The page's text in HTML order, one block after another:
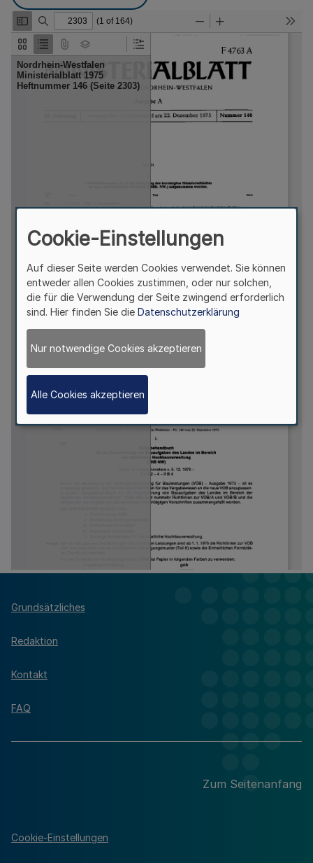
Grundsätzliches
Redaktion
Kontakt
FAQ
Zum Seitenanfang
Cookie-Einstellungen
Cookie-Einstellungen
Auf dieser Seite werden Cookies verwendet. Sie können
entweder allen Cookies zustimmen, oder nur solchen,
die für die Verwendung der Seite zwingend erforderlich
sind. Hier finden Sie die Datenschutzerklärung
Nur notwendige Cookies akzeptieren
Alle Cookies akzeptieren